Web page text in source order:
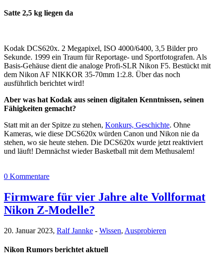
Satte 2,5 kg liegen da
Kodak DCS620x. 2 Megapixel, ISO 4000/6400, 3,5 Bilder pro
Sekunde. 1999 ein Traum für Reportage- und Sportfotografen. Als
Basis-Gehäuse dient die analoge Profi-SLR Nikon F5. Bestückt mit
dem Nikon AF NIKKOR 35-70mm 1:2.8. Über das noch
ausführlich berichtet wird!
Aber was hat Kodak aus seinen digitalen Kenntnissen, seinen
Fähigkeiten gemacht?
Statt mit an der Spitze zu stehen, Konkurs, Geschichte. Ohne
Kameras, wie diese DCS620x würden Canon und Nikon nie da
stehen, wo sie heute stehen. Die DCS620x wurde jetzt reaktiviert
und läuft! Demnächst wieder Basketball mit dem Methusalem!
0 Kommentare
Firmware für vier Jahre alte Vollformat
Nikon Z-Modelle?
20. Januar 2023, Ralf Jannke - Wissen, Ausprobieren
Nikon Rumors berichtet aktuell